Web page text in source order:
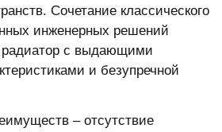
Сочетание классического
инженерных решений
радиатор с выдающими
и безупречной
– отсутствие